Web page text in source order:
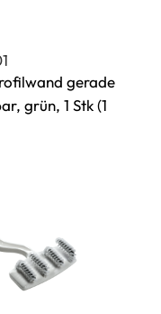
gerade
grün, 1 Stk(1